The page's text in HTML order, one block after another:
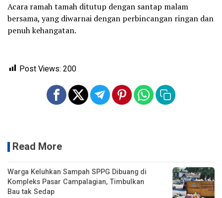
Acara ramah tamah ditutup dengan santap malam
bersama, yang diwarnai dengan perbincangan ringan dan
penuh kehangatan.
Post Views: 200
Read More
Warga Keluhkan Sampah SPPG Dibuang di
Kompleks Pasar Campalagian, Timbulkan
Bau tak Sedap